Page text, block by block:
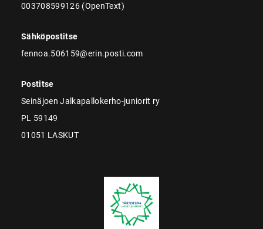
003708599126 (OpenText)
Sähköpostitse
fennoa.506159@erin.posti.com
Postitse
Seinäjoen Jalkapallokerho-juniorit ry
PL 59149
01051 LASKUT